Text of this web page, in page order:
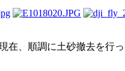
在、順調に土砂撤去を行